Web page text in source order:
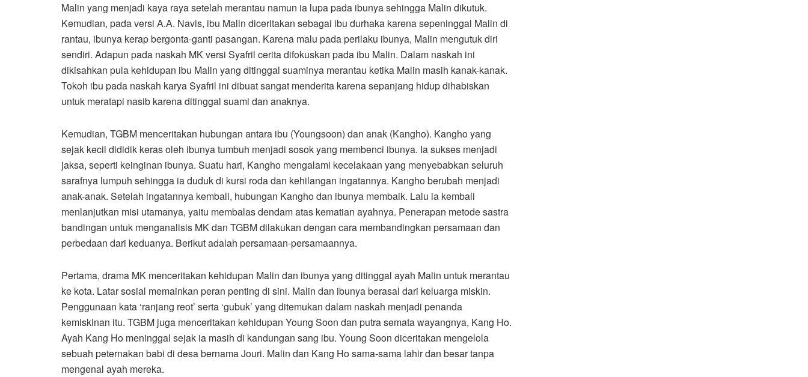
Malin yang menjadi kaya raya setelah merantau namun ia lupa pada ibunya sehingga Malin dikutuk.
Kemudian, pada versi A.A. Navis, ibu Malin diceritakan sebagai ibu durhaka karena sepeninggal Malin di
rantau, ibunya kerap bergonta-ganti pasangan. Karena malu pada perilaku ibunya, Malin mengutuk diri
sendiri. Adapun pada naskah MK versi Syafril cerita difokuskan pada ibu Malin. Dalam naskah ini
dikisahkan pula kehidupan ibu Malin yang ditinggal suaminya merantau ketika Malin masih kanak-kanak.
Tokoh ibu pada naskah karya Syafril ini dibuat sangat menderita karena sepanjang hidup dihabiskan
untuk meratapi nasib karena ditinggal suami dan anaknya.
Kemudian, TGBM menceritakan hubungan antara ibu (Youngsoon) dan anak (Kangho). Kangho yang
sejak kecil dididik keras oleh ibunya tumbuh menjadi sosok yang membenci ibunya. Ia sukses menjadi
jaksa, seperti keinginan ibunya. Suatu hari, Kangho mengalami kecelakaan yang menyebabkan seluruh
sarafnya lumpuh sehingga ia duduk di kursi roda dan kehilangan ingatannya. Kangho berubah menjadi
anak-anak. Setelah ingatannya kembali, hubungan Kangho dan ibunya membaik. Lalu ia kembali
menlanjutkan misi utamanya, yaitu membalas dendam atas kematian ayahnya. Penerapan metode sastra
bandingan untuk menganalisis MK dan TGBM dilakukan dengan cara membandingkan persamaan dan
perbedaan dari keduanya. Berikut adalah persamaan-persamaannya.
Pertama, drama MK menceritakan kehidupan Malin dan ibunya yang ditinggal ayah Malin untuk merantau
ke kota. Latar sosial memainkan peran penting di sini. Malin dan ibunya berasal dari keluarga miskin.
Penggunaan kata ‘ranjang reot’ serta ‘gubuk’ yang ditemukan dalam naskah menjadi penanda
kemiskinan itu. TGBM juga menceritakan kehidupan Young Soon dan putra semata wayangnya, Kang Ho.
Ayah Kang Ho meninggal sejak ia masih di kandungan sang ibu. Young Soon diceritakan mengelola
sebuah peternakan babi di desa bernama Jouri. Malin dan Kang Ho sama-sama lahir dan besar tanpa
mengenal ayah mereka.